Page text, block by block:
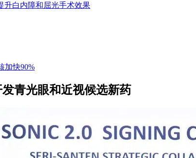
升白内障和屈光手术效果
加快90%
青光眼和近视候选新药